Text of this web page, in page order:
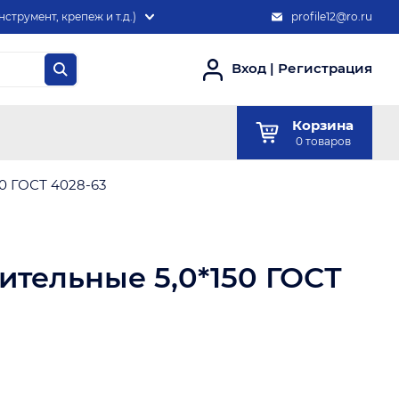
крепеж и т.д.) profile12@ro.ru
Вход | Регистрация
Корзина
0 товаров
ГОСТ 4028-63
5,0*150 ГОСТ